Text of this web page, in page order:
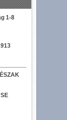
1-8